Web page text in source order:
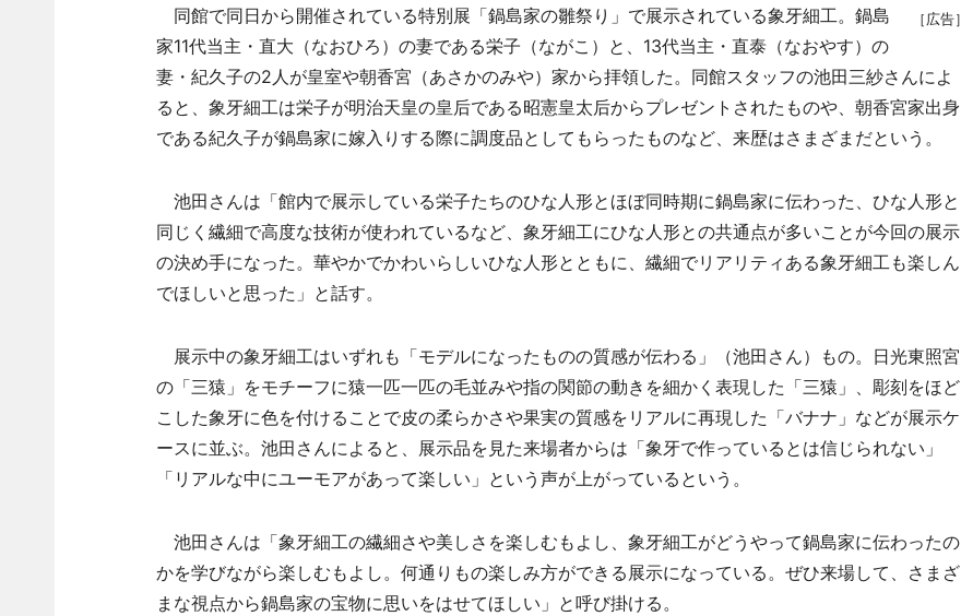
［広告］
同館で同日から開催されている特別展「鍋島家の雛祭り」で展示されている象牙細工。鍋島
家11代当主・直大（なおひろ）の妻である栄子（ながこ）と、13代当主・直泰（なおやす）の
妻・紀久子の2人が皇室や朝香宮（あさかのみや）家から拝領した。同館スタッフの池田三紗さんによ
ると、象牙細工は栄子が明治天皇の皇后である昭憲皇太后からプレゼントされたものや、朝香宮家出身
である紀久子が鍋島家に嫁入りする際に調度品としてもらったものなど、来歴はさまざまだという。
池田さんは「館内で展示している栄子たちのひな人形とほぼ同時期に鍋島家に伝わった、ひな人形と
同じく繊細で高度な技術が使われているなど、象牙細工にひな人形との共通点が多いことが今回の展示
の決め手になった。華やかでかわいらしいひな人形とともに、繊細でリアリティある象牙細工も楽しん
でほしいと思った」と話す。
展示中の象牙細工はいずれも「モデルになったものの質感が伝わる」（池田さん）もの。日光東照宮
の「三猿」をモチーフに猿一匹一匹の毛並みや指の関節の動きを細かく表現した「三猿」、彫刻をほど
こした象牙に色を付けることで皮の柔らかさや果実の質感をリアルに再現した「バナナ」などが展示ケ
ースに並ぶ。池田さんによると、展示品を見た来場者からは「象牙で作っているとは信じられない」
「リアルな中にユーモアがあって楽しい」という声が上がっているという。
池田さんは「象牙細工の繊細さや美しさを楽しむもよし、象牙細工がどうやって鍋島家に伝わったの
かを学びながら楽しむもよし。何通りもの楽しみ方ができる展示になっている。ぜひ来場して、さまざ
まな視点から鍋島家の宝物に思いをはせてほしい」と呼び掛ける。